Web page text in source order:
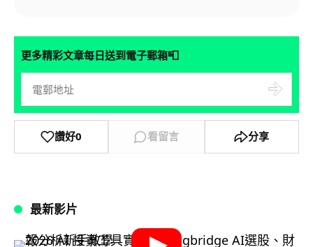
更多精彩文章每日送到電子郵箱📮
讚好0 看留言 分享
最新影片